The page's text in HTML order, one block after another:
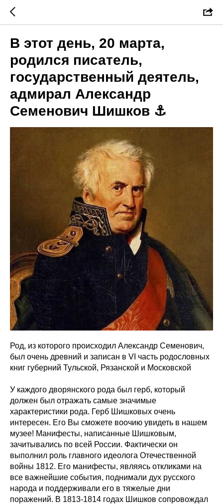
В этот день, 20 марта,
родился писатель,
государственный деятель,
адмирал Александр
Cеменович Шишков ⚓
Род, из которого происходил Александр Семенович,
был очень древний и записан в VI часть родословных
книг губерний Тульской, Рязанской и Московской
У каждого дворянского рода был герб, который
должен был отражать самые значимые
характеристики рода. Герб Шишковых очень
интересен. Его Bы сможете воочию увидеть в нашем
музее! Манифесты, написанные Шишковым,
зачитывались по всей России. Фактически он
выполнил роль главного идеолога Отечественной
войны 1812. Его манифесты, являясь откликами на
все важнейшие события, поднимали дух русского
народа и поддерживали его в тяжелые дни
поражений. В 1813-1814 годах Шишков сопровождал